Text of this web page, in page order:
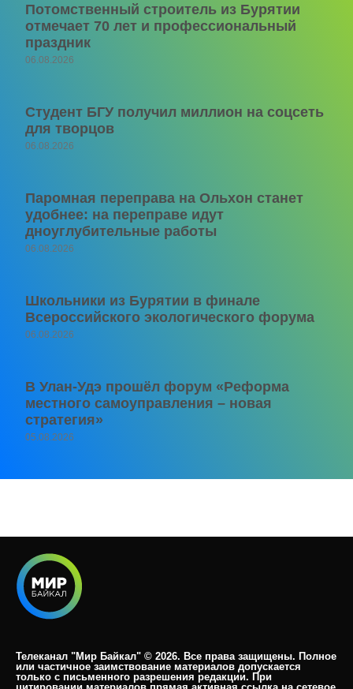
Потомственный строитель из Бурятии
отмечает 70 лет и профессиональный
праздник
06.08.2026
Студент БГУ получил миллион на соцсеть
для творцов
06.08.2026
Паромная переправа на Ольхон станет
удобнее: на переправе идут
дноуглубительные работы
06.08.2026
Школьники из Бурятии в финале
Всероссийского экологического форума
06.08.2026
В Улан-Удэ прошёл форум «Реформа
местного самоуправления – новая
стратегия»
05.08.2026
Телеканал "Мир Байкал" © 2026. Все права защищены. Полное
или частичное заимствование материалов допускается
только с письменного разрешения редакции. При